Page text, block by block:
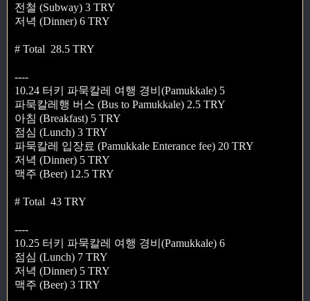
전철 (Subway) 3 TRY
저녁 (Dinner) 6 TRY
# Total 28.5 TRY
----
10.24 터키 파묵칼레 여행 경비(Pamukkale) 5
파묵칼레행 버스 (Bus to Pamukkale) 2.5 TRY
아침 (Breakfast) 5 TRY
점심 (Lunch) 3 TRY
파묵칼레 입장료 (Pamukkale Enterance fee) 20 TRY
저녁 (Dinner) 5 TRY
맥주 (Beer) 12.5 TRY
# Total 43 TRY
----
10.25 터키 파묵칼레 여행 경비(Pamukkale) 6
점심 (Lunch) 7 TRY
저녁 (Dinner) 5 TRY
맥주 (Beer) 3 TRY